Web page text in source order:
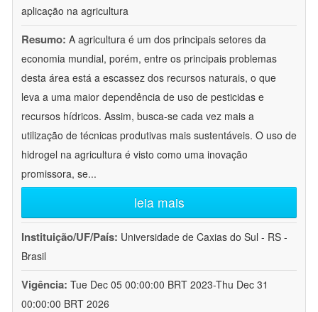
aplicação na agricultura
Resumo: A agricultura é um dos principais setores da
economia mundial, porém, entre os principais problemas
desta área está a escassez dos recursos naturais, o que
leva a uma maior dependência de uso de pesticidas e
recursos hídricos. Assim, busca-se cada vez mais a
utilização de técnicas produtivas mais sustentáveis. O uso de
hidrogel na agricultura é visto como uma inovação
promissora, se...
leia mais
Instituição/UF/País: Universidade de Caxias do Sul - RS -
Brasil
Vigência: Tue Dec 05 00:00:00 BRT 2023-Thu Dec 31
00:00:00 BRT 2026